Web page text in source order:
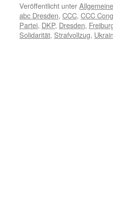
Veröffentlicht unter
abc Dresden, CCC, CCC
Partei, DKP, Dresden,
Solidarität, Strafvollzug,